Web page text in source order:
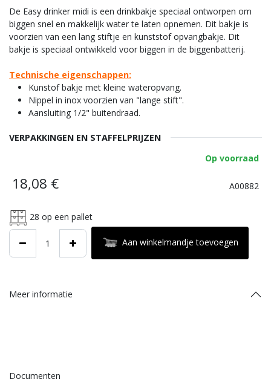
De Easy drinker midi is een drinkbakje speciaal ontworpen om
biggen snel en makkelijk water te laten opnemen. Dit bakje is
voorzien van een lang stiftje en kunststof opvangbakje. Dit
bakje is speciaal ontwikkeld voor biggen in de biggenbatterij.
Technische eigenschappen:
Kunstof bakje met kleine wateropvang.
Nippel in inox voorzien van "lange stift".
Aansluiting 1/2" buitendraad.
VERPAKKINGEN EN STAFFELPRIJZEN
Op voorraad
18,08 € A00882
28 op een pallet
Aan winkelmandje toevoegen
Meer informatie
Documenten